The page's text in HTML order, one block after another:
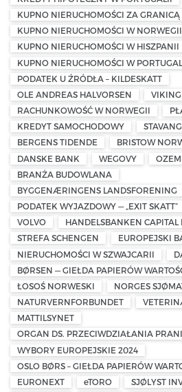
KUPNO NIERUCHOMOŚCI ZA GRANICĄ
KUPNO NIERUCHOMOŚCI W NORWEGII
KUPNO NIERUCHOMOŚCI W HISZPANII
KUPNO NIERUCHOMOŚCI W
PODATEK U ŹRÓDŁA – KILDESKATT
OLE ANDREAS HALVORSEN
VIKING
RACHUNKOWOŚĆ W NORWEGII
KREDYT SAMOCHODOWY
BERGENS TIDENDE
BRISTOW
DANSKE BANK
WEGOVY
BRANŻA BUDOWLANA
BYGGENÆRINGENS LANDSFORENING
PODATEK WYJAZDOWY — „EXIT SKATT”
VOLVO
HANDELSBANKEN CAPITAL
STREFA SCHENGEN
EUROPEJSKI
NIERUCHOMOŚCI W SZWAJCARII
BØRSEN — GIEŁDA PAPIERÓW
ŁOSOŚ NORWESKI
NORGES
NATURVERNFORBUNDET
MATTILSYNET
ORGAN DS. PRZECIWDZIAŁANIA
WYBORY EUROPEJSKIE 2024
OSLO BØRS – GIEŁDA PAPIERÓW
EURONEXT
eTORO SJØLYST